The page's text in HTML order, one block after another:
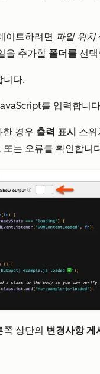
이트하려면 파일 위치
을 추가할 폴더를 선
니다.
를 입력합니
한 경우 출력 표시 스위
는 오류를 확인합니
상단의 변경사항 게